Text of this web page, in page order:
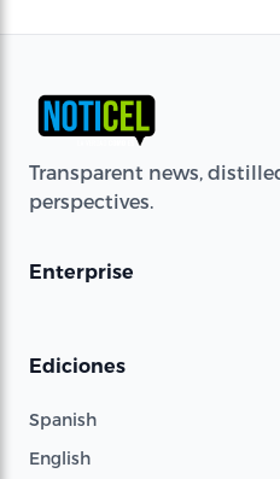
Transparent news,
perspectives.
Enterprise
Ediciones
Spanish
English